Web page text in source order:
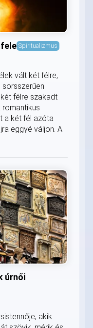
Spiritualizmus
vált két félre,
félre szakadt
romantikus
a két fél azóta
eggyé váljon. A
úrnői
akik